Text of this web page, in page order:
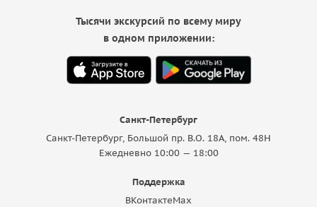
Санкт-Петербург
Санкт-Петербург, Большой пр. В.О. 18A, пом. 48Н
Ежедневно 10:00 — 18:00
Поддержка
ВКонтактеMax
Тысячи экскурсий по всему миру
в одном приложении: